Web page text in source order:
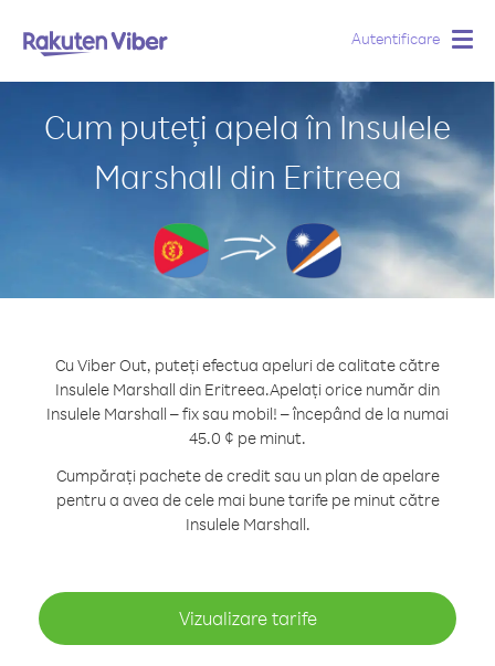
Autentificare
Cum puteți apela în Insulele
Marshall din Eritreea
Cu Viber Out, puteți efectua apeluri de calitate către
Insulele Marshall din Eritreea.Apelați orice număr din
Insulele Marshall – fix sau mobil! – începând de la numai
45.0 ¢ pe minut.
Cumpărați pachete de credit sau un plan de apelare
pentru a avea de cele mai bune tarife pe minut către
Insulele Marshall.
Vizualizare tarife